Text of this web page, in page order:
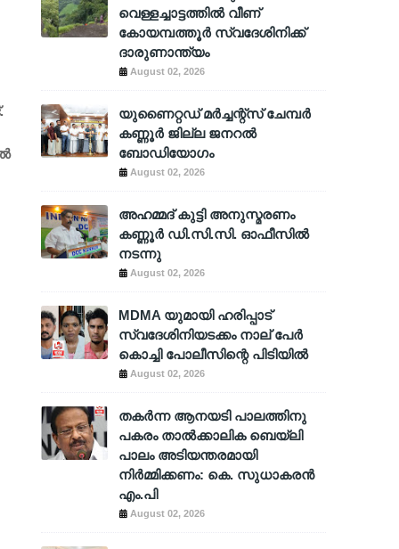
വെള്ളച്ചാട്ടത്തില്‍ വീണ്
കോയമ്പത്തൂര്‍ സ്വദേശിനിക്ക്
ദാരുണാന്ത്യം
August 02, 2026
യുണൈറ്റഡ് മർച്ചന്റ്സ് ചേമ്പർ
കണ്ണൂർ ജില്ല ജനറൽ
ബോഡിയോഗം
August 02, 2026
അഹമ്മദ് കുട്ടി അനുസ്മരണം
കണ്ണൂർ ഡി.സി.സി. ഓഫീസിൽ
നടന്നു
August 02, 2026
MDMA യുമായി ഹരിപ്പാട്
സ്വദേശിനിയടക്കം നാല് പേർ
കൊച്ചി പോലീസിന്റെ പിടിയിൽ
August 02, 2026
തകർന്ന ആനയടി പാലത്തിനു
പകരം താൽക്കാലിക ബെയ്‌ലി
പാലം അടിയന്തരമായി
നിർമ്മിക്കണം: കെ. സുധാകരൻ
എം.പി
August 02, 2026